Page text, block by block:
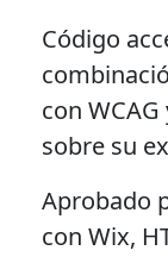
Código
con
sobre su
Aprobado
con Wix,